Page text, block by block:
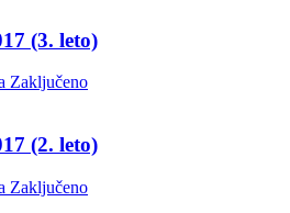
(3. leto)
Zaključeno
(2. leto)
Zaključeno